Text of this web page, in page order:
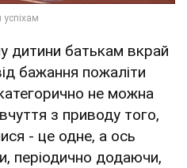
дитини батькам вкрай
бажання пожаліти
не можна
з приводу того,
- це одне, а ось
періодично додаючи,